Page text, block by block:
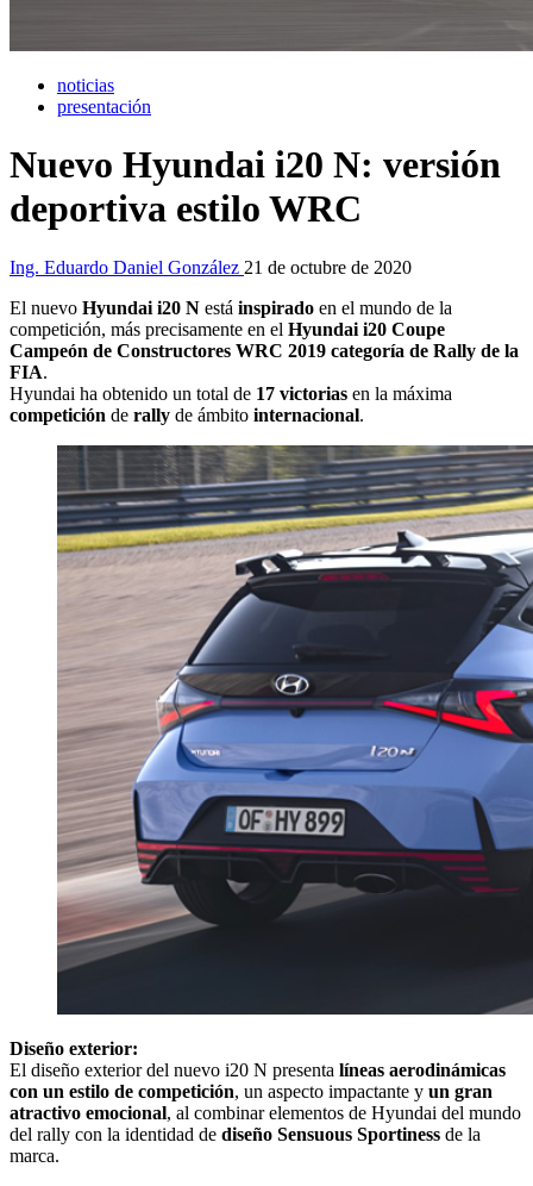
noticias
presentación
Nuevo Hyundai i20 N: versión
deportiva estilo WRC
Ing. Eduardo Daniel González 21 de octubre de 2020
El nuevo Hyundai i20 N está inspirado en el mundo de la
competición, más precisamente en el Hyundai i20 Coupe
Campeón de Constructores WRC 2019 categoría de Rally de la
FIA.
Hyundai ha obtenido un total de 17 victorias en la máxima
competición de rally de ámbito internacional.
Diseño exterior:
El diseño exterior del nuevo i20 N presenta líneas aerodinámicas
con un estilo de competición, un aspecto impactante y un gran
atractivo emocional, al combinar elementos de Hyundai del mundo
del rally con la identidad de diseño Sensuous Sportiness de la
marca.